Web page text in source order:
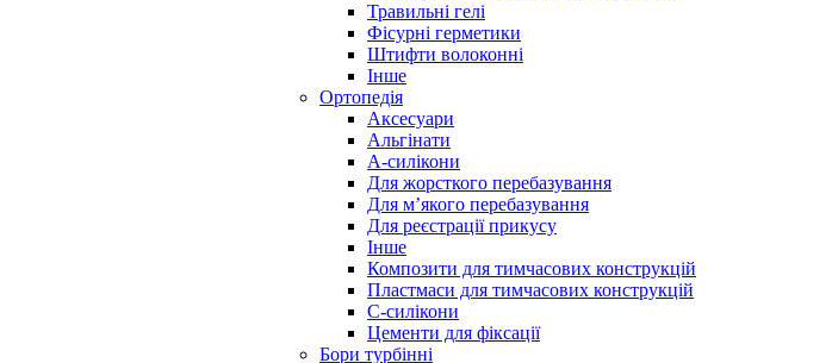
Травильні гелі
Фісурні герметики
Штифти волоконні
Інше
Ортопедія
Аксесуари
Альгінати
А-силікони
Для жорсткого перебазування
Для м’якого перебазування
Для реєстрації прикусу
Інше
Композити для тимчасових конструкцій
Пластмаси для тимчасових конструкцій
С-силікони
Цементи для фіксації
Бори турбінні